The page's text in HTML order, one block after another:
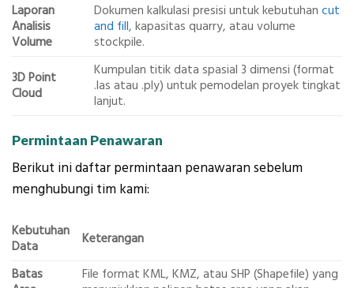
Laporan
Analisis
Volume
Dokumen kalkulasi presisi untuk kebutuhan cut
and fill, kapasitas quarry, atau volume
stockpile.
3D Point
Cloud
Kumpulan titik data spasial 3 dimensi (format
.las atau .ply) untuk pemodelan proyek tingkat
lanjut.
Permintaan Penawaran
Berikut ini daftar permintaan penawaran sebelum
menghubungi tim kami:
Kebutuhan
Data
Keterangan
Batas
File format KML, KMZ, atau SHP (Shapefile) yang